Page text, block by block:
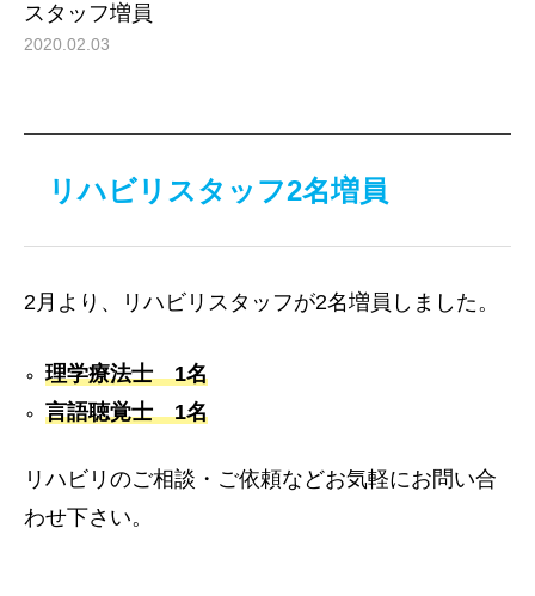
スタッフ増員
2020.02.03
リハビリスタッフ2名増員
2月より、リハビリスタッフが2名増員しました。
理学療法士 1名
言語聴覚士 1名
リハビリのご相談・ご依頼などお気軽にお問い合
わせ下さい。